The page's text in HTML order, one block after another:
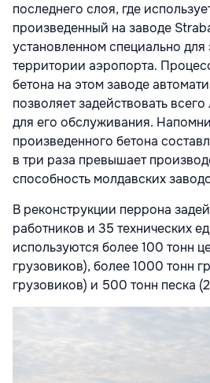
последнего слоя, где
произведенный на заводе
установленном специально для
территории аэропорта.
бетона на этом заводе
позволяет задействовать
для его обслуживания.
произведенного бетона
в три раза превышает
способность молдавских
В реконструкции перрона
работников и 35 технических
используются более 100 тонн
грузовиков), более 1000 тонн
грузовиков) и 500 тонн песка